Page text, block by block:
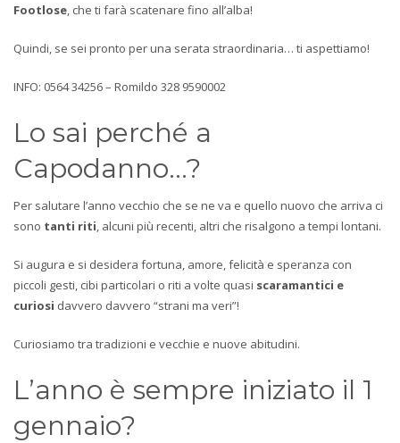
Footlose , che ti farà scatenare fino all’alba!
Quindi, se sei pronto per una serata straordinaria… ti aspettiamo!
INFO: 0564 34256 – Romildo 328 9590002
Lo sai perché a
Capodanno…?
Per salutare l’anno vecchio che se ne va e quello nuovo che arriva ci
sono tanti riti , alcuni più recenti, altri che risalgono a tempi lontani.
Si augura e si desidera fortuna, amore, felicità e speranza con
piccoli gesti, cibi particolari o riti a volte quasi scaramantici e
curiosi davvero davvero “strani ma veri”!
Curiosiamo tra tradizioni e vecchie e nuove abitudini.
L’anno è sempre iniziato il 1
gennaio?